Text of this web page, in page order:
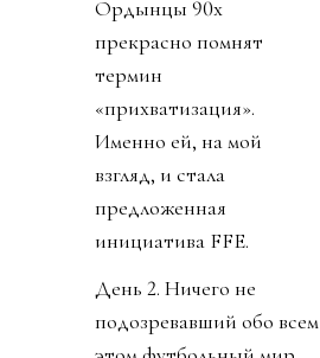
Ордынцы 90х
прекрасно помнят
термин
«прихватизация».
Именно ей, на мой
взгляд, и стала
предложенная
инициатива FFE.
День 2. Ничего не
подозревавший обо всем